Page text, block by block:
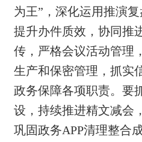
为王”，深化运用推演
提升办件质效 ，协同推
传， 严格会议活动管理
生产和保密管理，抓实
政务保障各项职责。要
设，持续推进精文减会
巩固政务APP清理整合